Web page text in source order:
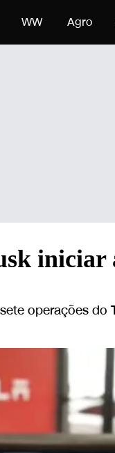
WW Agro
iniciar
operações do